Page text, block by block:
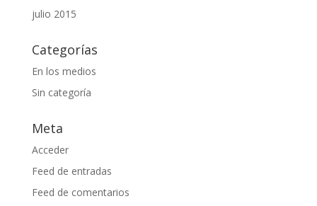
julio 2015
Categorías
En los medios
Sin categoría
Meta
Acceder
Feed de entradas
Feed de comentarios